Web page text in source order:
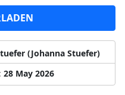
(Johanna Stuefer)
28 May 2026